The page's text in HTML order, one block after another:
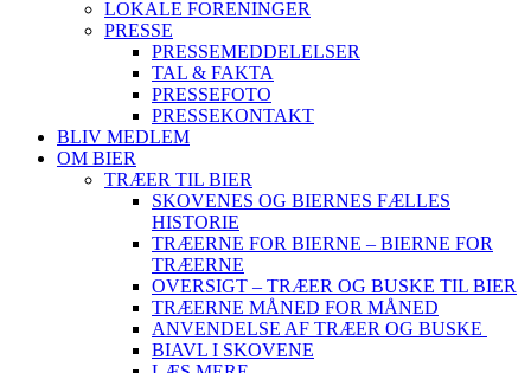
LOKALE FORENINGER
PRESSE
PRESSEMEDDELELSER
TAL & FAKTA
PRESSEFOTO
PRESSEKONTAKT
BLIV MEDLEM
OM BIER
TRÆER TIL BIER
SKOVENES OG BIERNES FÆLLES
HISTORIE
TRÆERNE FOR BIERNE – BIERNE FOR
TRÆERNE
OVERSIGT – TRÆER OG BUSKE TIL BIER
TRÆERNE MÅNED FOR MÅNED
ANVENDELSE AF TRÆER OG BUSKE
BIAVL I SKOVENE